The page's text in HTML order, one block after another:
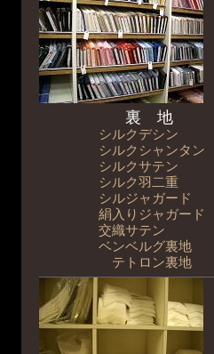
裏 地
シルクデシン
シルクシャンタン
シルクサテン
シルク羽二重
シルジャガード
絹入りジャガード
交織サテン
ベンベルグ裏地
テトロン裏地